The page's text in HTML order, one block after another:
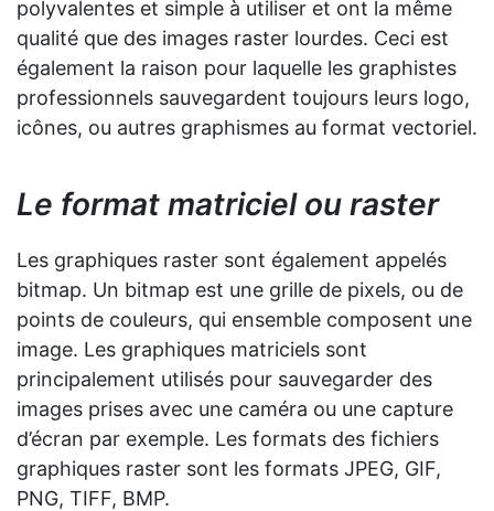
polyvalentes et simple à utiliser et ont la même
qualité que des images raster lourdes. Ceci est
également la raison pour laquelle les graphistes
professionnels sauvegardent toujours leurs logo,
icônes, ou autres graphismes au format vectoriel.
Le format matriciel ou raster
Les graphiques raster sont également appelés
bitmap. Un bitmap est une grille de pixels, ou de
points de couleurs, qui ensemble composent une
image. Les graphiques matriciels sont
principalement utilisés pour sauvegarder des
images prises avec une caméra ou une capture
d’écran par exemple. Les formats des fichiers
graphiques raster sont les formats JPEG, GIF,
PNG, TIFF, BMP.